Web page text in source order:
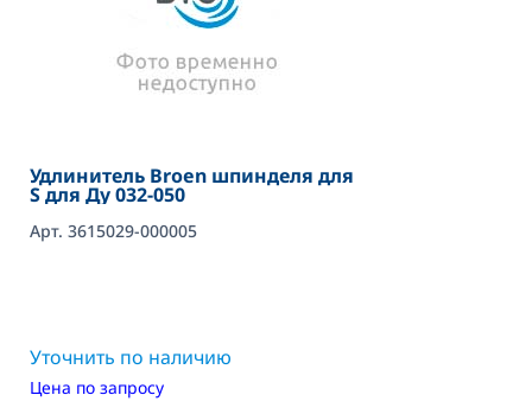
Удлинитель Broen шпинделя для
S для Ду 032-050
Арт. 3615029-000005
Уточнить по наличию
Цена по запросу